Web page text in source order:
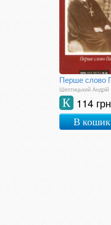
Шептицький Андрій
114 грн
К
В кошик